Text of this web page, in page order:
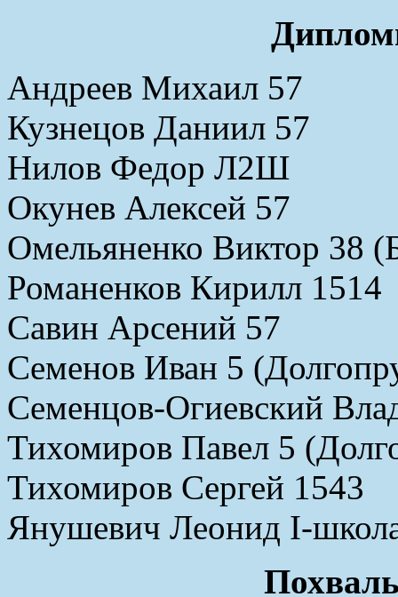
Андреев Михаил 57
Кузнецов Даниил 57
Нилов Федор Л2Ш
Окунев Алексей 57
Омельяненко Виктор 38
Романенков Кирилл 1514
Савин Арсений 57
Семенов Иван 5
Семенцов-Огиевский
Тихомиров Павел 5
Тихомиров Сергей 1543
Янушевич Леонид I-